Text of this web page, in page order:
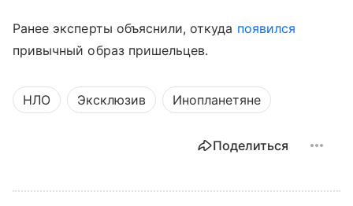
Ранее эксперты объяснили, откуда появился
привычный образ пришельцев.
НЛО Эксклюзив Инопланетяне
Поделиться